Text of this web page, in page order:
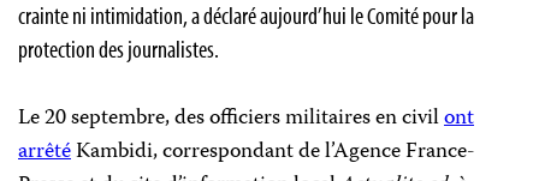
crainte ni intimidation, a déclaré aujourd’hui le Comité pour la
protection des journalistes.
Le 20 septembre, des officiers militaires en civilont
arrêtéKambidi, correspondant de l’Agence France-